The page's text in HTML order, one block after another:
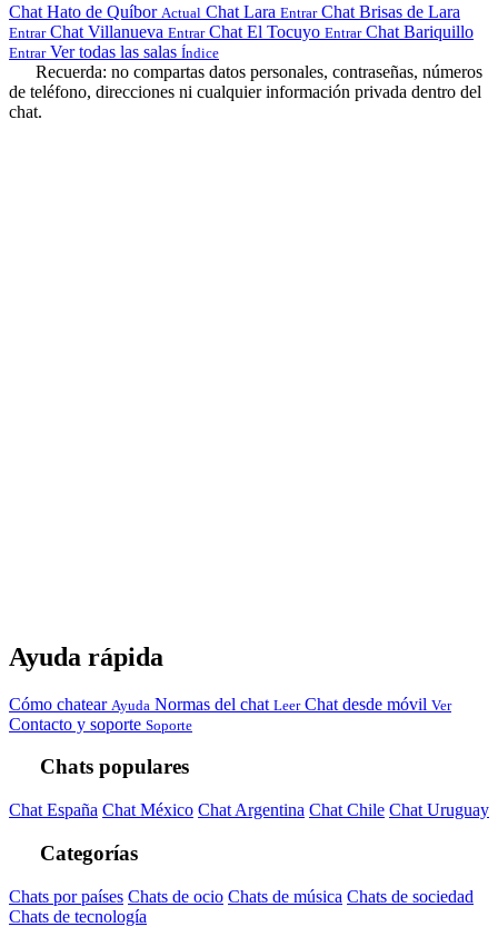
Chat Hato de Quíbor Actual Chat Lara Entrar Chat Brisas de Lara
Entrar Chat Villanueva Entrar Chat El Tocuyo Entrar Chat Bariquillo
Entrar Ver todas las salas Índice
Recuerda: no compartas datos personales, contraseñas, números
de teléfono, direcciones ni cualquier información privada dentro del
chat.
Ayuda rápida
Cómo chatear Ayuda Normas del chat Leer Chat desde móvil Ver
Contacto y soporte Soporte
Chats populares
Chat España Chat México Chat Argentina Chat Chile Chat Uruguay
Categorías
Chats por países Chats de ocio Chats de música Chats de sociedad
Chats de tecnología